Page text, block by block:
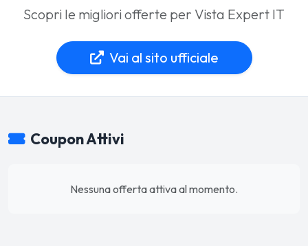
Scopri le migliori offerte per Vista Expert IT
Vai al sito ufficiale
Coupon Attivi
Nessuna offerta attiva al momento.